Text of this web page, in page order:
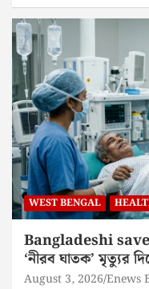
WEST BENGAL
Bangladeshi
‘নীরব ঘাতক’ মৃত্যুর
August 3, 2026 Enews